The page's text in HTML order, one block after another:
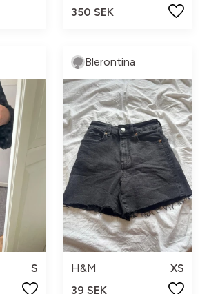
350 SEK
S
Blerontina
H&M
XS
39 SEK